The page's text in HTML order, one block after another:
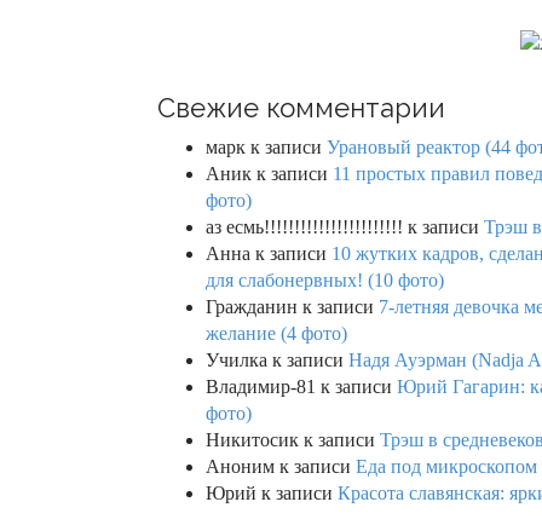
Свежие комментарии
марк к записи Урановый реактор (44
Аник к записи 11 простых правил
фото)
аз есмь!!!!!!!!!!!!!!!!!!!!!!! к записи Трэш в
Анна к записи 10 жутких кадров,
для слабонервных! (10 фото)
Гражданин к записи 7-летняя девочка
желание (4 фото)
Училка к записи Надя Ауэрман (Nadja
Владимир-81 к записи Юрий Гагарин:
фото)
Никитосик к записи Трэш в
Аноним к записи Еда под микроскопом
Юрий к записи Красота славянская: